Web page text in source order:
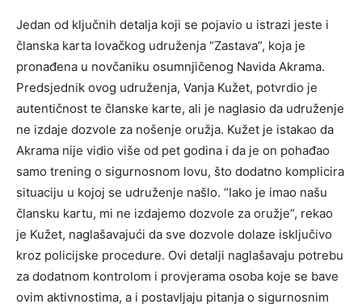
Jedan od ključnih detalja koji se pojavio u istrazi jeste i
članska karta lovačkog udruženja “Zastava”, koja je
pronađena u novčaniku osumnjičenog Navida Akrama.
Predsjednik ovog udruženja, Vanja Kužet, potvrdio je
autentičnost te članske karte, ali je naglasio da udruženje
ne izdaje dozvole za nošenje oružja. Kužet je istakao da
Akrama nije vidio više od pet godina i da je on pohađao
samo trening o sigurnosnom lovu, što dodatno komplicira
situaciju u kojoj se udruženje našlo. “Iako je imao našu
člansku kartu, mi ne izdajemo dozvole za oružje”, rekao
je Kužet, naglašavajući da sve dozvole dolaze isključivo
kroz policijske procedure. Ovi detalji naglašavaju potrebu
za dodatnom kontrolom i provjerama osoba koje se bave
ovim aktivnostima, a i postavljaju pitanja o sigurnosnim